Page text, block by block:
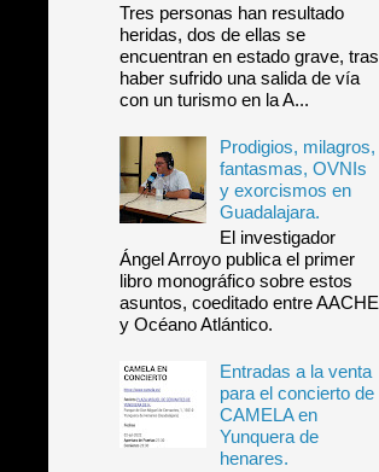
Tres personas han resultado
heridas, dos de ellas se
encuentran en estado grave, tras
haber sufrido una salida de vía
con un turismo en la A...
Prodigios, milagros,
fantasmas, OVNIs
y exorcismos en
Guadalajara.
El investigador
Ángel Arroyo publica el primer
libro monográfico sobre estos
asuntos, coeditado entre AACHE
y Océano Atlántico.
Entradas a la venta
para el concierto de
CAMELA en
Yunquera de
henares.